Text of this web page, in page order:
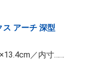
アーチ 深型
／内寸……